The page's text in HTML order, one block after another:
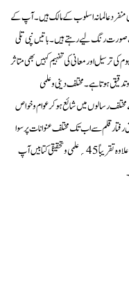
منفرد عالمانہ اسلوب کے مالک ہیں۔آپ کے
صورت رنگ لیے رہتے ہیں۔باتیں نپی تلی
کی ترسیل اور معانی کی تفہیم کہیں بھی متاثر
ہوتاہے۔مختلف دینی وعلمی
رسالوں میں شائع ہوکر عوام وخواص
قلم سے اب تک مختلف عنوانات پر سوا
سو سے زائد مضامین ومقالات معرض ِ وجود میں آچکے ہیں۔ان کے علاوہ تقریباً 45؍علمی وتحقیقی کتابیں آپ